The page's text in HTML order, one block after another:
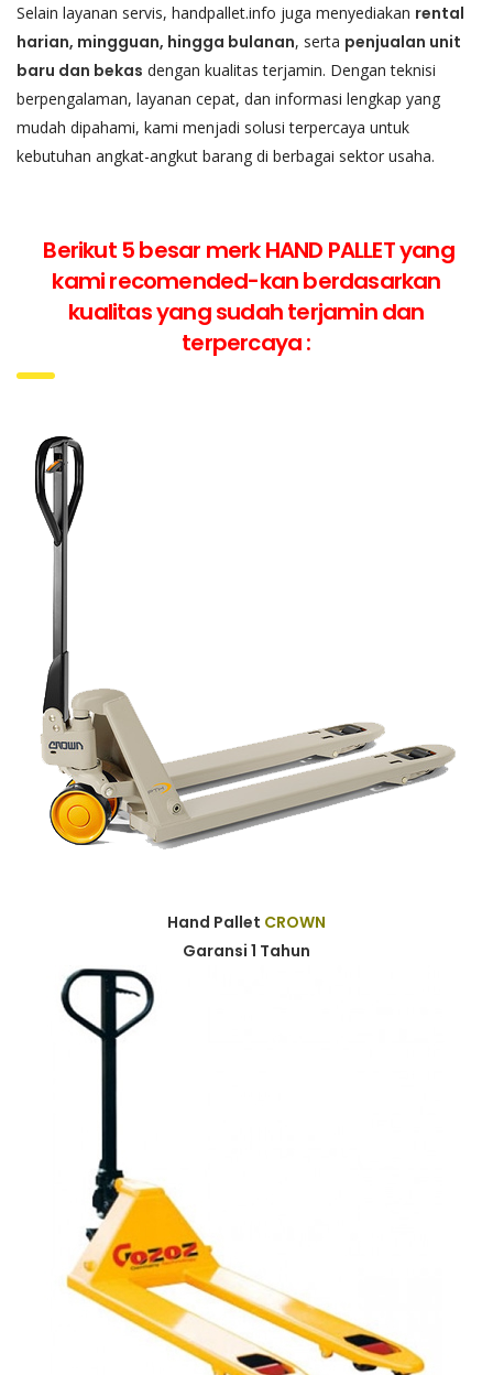
Selain layanan servis, handpallet.info juga menyediakan rental
harian, mingguan, hingga bulanan, serta penjualan unit
baru dan bekas dengan kualitas terjamin. Dengan teknisi
berpengalaman, layanan cepat, dan informasi lengkap yang
mudah dipahami, kami menjadi solusi terpercaya untuk
kebutuhan angkat-angkut barang di berbagai sektor usaha.
Berikut 5 besar merk HAND PALLET yang
kami recomended-kan berdasarkan
kualitas yang sudah terjamin dan
terpercaya :
Hand Pallet CROWN
Garansi 1 Tahun